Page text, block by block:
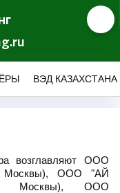
ВЭД КАЗАХСТАНА
возглавляют ООО
Москвы), ООО "АЙ
Москвы), ООО